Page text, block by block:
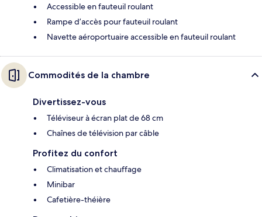
Accessible en fauteuil roulant
Rampe d’accès pour fauteuil roulant
Navette aéroportuaire accessible en fauteuil roulant
Commodités de la chambre
Divertissez-vous
Téléviseur à écran plat de 68 cm
Chaînes de télévision par câble
Profitez du confort
Climatisation et chauffage
Minibar
Cafetière-théière